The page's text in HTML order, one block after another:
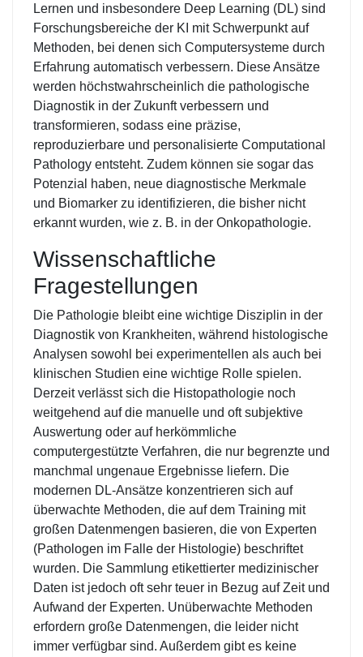
Lernen und insbesondere Deep Learning (DL) sind
Forschungsbereiche der KI mit Schwerpunkt auf
Methoden, bei denen sich Computersysteme durch
Erfahrung automatisch verbessern. Diese Ansätze
werden höchstwahrscheinlich die pathologische
Diagnostik in der Zukunft verbessern und
transformieren, sodass eine präzise,
reproduzierbare und personalisierte Computational
Pathology entsteht. Zudem können sie sogar das
Potenzial haben, neue diagnostische Merkmale
und Biomarker zu identifizieren, die bisher nicht
erkannt wurden, wie z. B. in der Onkopathologie.
Wissenschaftliche
Fragestellungen
Die Pathologie bleibt eine wichtige Disziplin in der
Diagnostik von Krankheiten, während histologische
Analysen sowohl bei experimentellen als auch bei
klinischen Studien eine wichtige Rolle spielen.
Derzeit verlässt sich die Histopathologie noch
weitgehend auf die manuelle und oft subjektive
Auswertung oder auf herkömmliche
computergestützte Verfahren, die nur begrenzte und
manchmal ungenaue Ergebnisse liefern. Die
modernen DL-Ansätze konzentrieren sich auf
überwachte Methoden, die auf dem Training mit
großen Datenmengen basieren, die von Experten
(Pathologen im Falle der Histologie) beschriftet
wurden. Die Sammlung etikettierter medizinischer
Daten ist jedoch oft sehr teuer in Bezug auf Zeit und
Aufwand der Experten. Unüberwachte Methoden
erfordern große Datenmengen, die leider nicht
immer verfügbar sind. Außerdem gibt es keine